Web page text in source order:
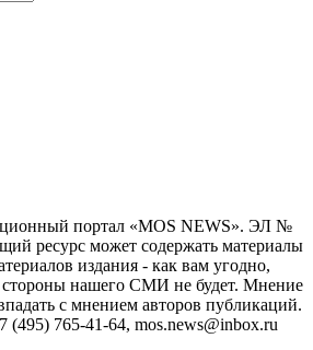
портал «MOS NEWS». ЭЛ №
ресурс может содержать материалы
издания - как вам угодно,
стороны нашего СМИ не будет. Мнение
с мнением авторов публикаций.
(495) 765-41-64, mos.news@inbox.ru